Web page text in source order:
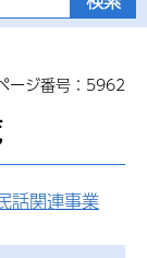
ージ番号：5962
話関連事業